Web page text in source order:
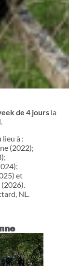
de 4 joursla
à :
(2022);
et
(2026).
NL.